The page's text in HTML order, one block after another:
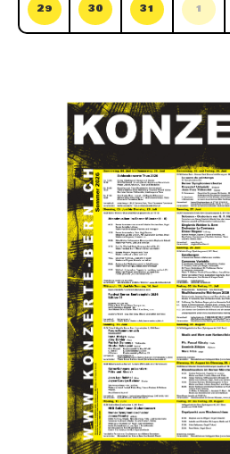
29 30 31 1